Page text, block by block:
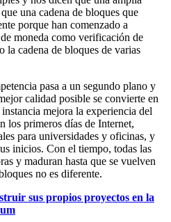
una cadena de bloques que
porque han comenzado a
moneda como verificación de
la cadena de bloques de varias
pasa a un segundo plano y
calidad posible se convierte en
mejora la experiencia del
los primeros días de Internet,
para universidades y oficinas, y
inicios. Con el tiempo, todas las
y maduran hasta que se vuelven
no es diferente.
sus propios proyectos en la